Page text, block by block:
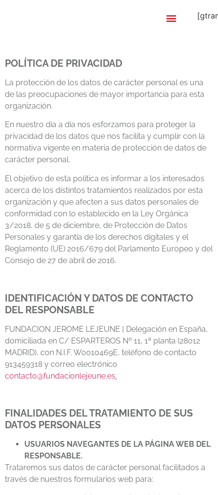
POLÍTICA DE PRIVACIDAD
La protección de los datos de carácter personal es una
de las preocupaciones de mayor importancia para esta
organización.
En nuestro día a día nos esforzamos para proteger la
privacidad de los datos que nos facilita y cumplir con la
normativa vigente en materia de protección de datos de
carácter personal.
El objetivo de esta política es informar a los interesados
acerca de los distintos tratamientos realizados por esta
organización y que afecten a sus datos personales de
conformidad con lo establecido en la Ley Orgánica
3/2018, de 5 de diciembre, de Protección de Datos
Personales y garantía de los derechos digitales y el
Reglamento (UE) 2016/679 del Parlamento Europeo y del
Consejo de 27 de abril de 2016.
IDENTIFICACIÓN Y DATOS DE CONTACTO
DEL RESPONSABLE
FUNDACION JEROME LEJEUNE | Delegación en España,
domiciliada en C/ ESPARTEROS Nº 11, 1ª planta (28012
MADRID), con N.I.F. W0010469E, teléfono de contacto
913459318 y correo electrónico
contacto@fundacionlejeune.es.
FINALIDADES DEL TRATAMIENTO DE SUS
DATOS PERSONALES
USUARIOS NAVEGANTES DE LA PÁGINA WEB DEL
RESPONSABLE.
Trataremos sus datos de carácter personal facilitados a
través de nuestros formularios web para: